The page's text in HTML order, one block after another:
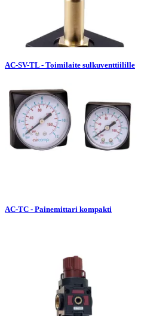
AC-SV-TL - Toimilaite sulkuventtiilille
AC-TC - Painemittari kompakti